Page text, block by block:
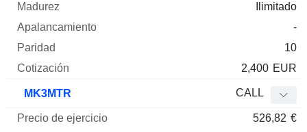
Ilimitado
-
10
2,400 EUR
MK3MTR CALL
526,82 €